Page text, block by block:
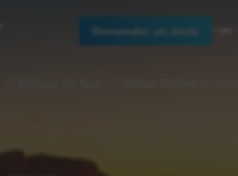
Demander un devis